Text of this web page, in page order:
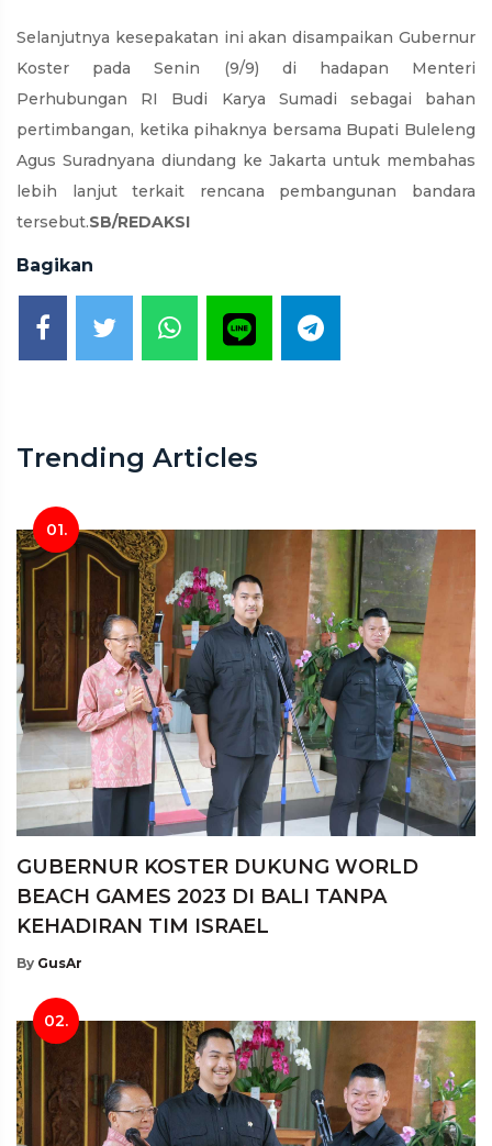
Selanjutnya kesepakatan ini akan disampaikan Gubernur
Koster pada Senin (9/9) di hadapan Menteri
Perhubungan RI Budi Karya Sumadi sebagai bahan
pertimbangan, ketika pihaknya bersama Bupati Buleleng
Agus Suradnyana diundang ke Jakarta untuk membahas
lebih lanjut terkait rencana pembangunan bandara
tersebut.SB/REDAKSI
Bagikan
Trending Articles
01.
GUBERNUR KOSTER DUKUNG WORLD
BEACH GAMES 2023 DI BALI TANPA
KEHADIRAN TIM ISRAEL
By GusAr
02.